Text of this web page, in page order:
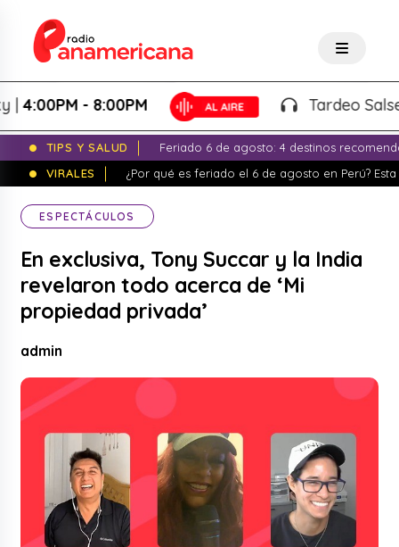
- 8:00PM Tardeo
TIPS Y SALUD
Feriado 6 de agosto: 4 destinos
VIRALES
¿Por qué es feriado el 6 de agosto en Perú?
ESPECTÁCULOS
En exclusiva, Tony Succar y la India
revelaron todo acerca de ‘Mi
propiedad privada’
admin